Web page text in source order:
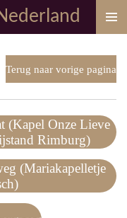
Terug naar vorige pagina
(Kapel Onze Lieve
Rimburg)
(Mariakapelletje